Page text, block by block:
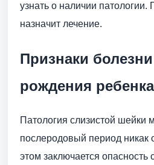
узнать о наличии патологии.
назначит лечение.
Признаки
рождения ребенка
Патология слизистой шейки
послеродовый период никак
этом заключается опасность